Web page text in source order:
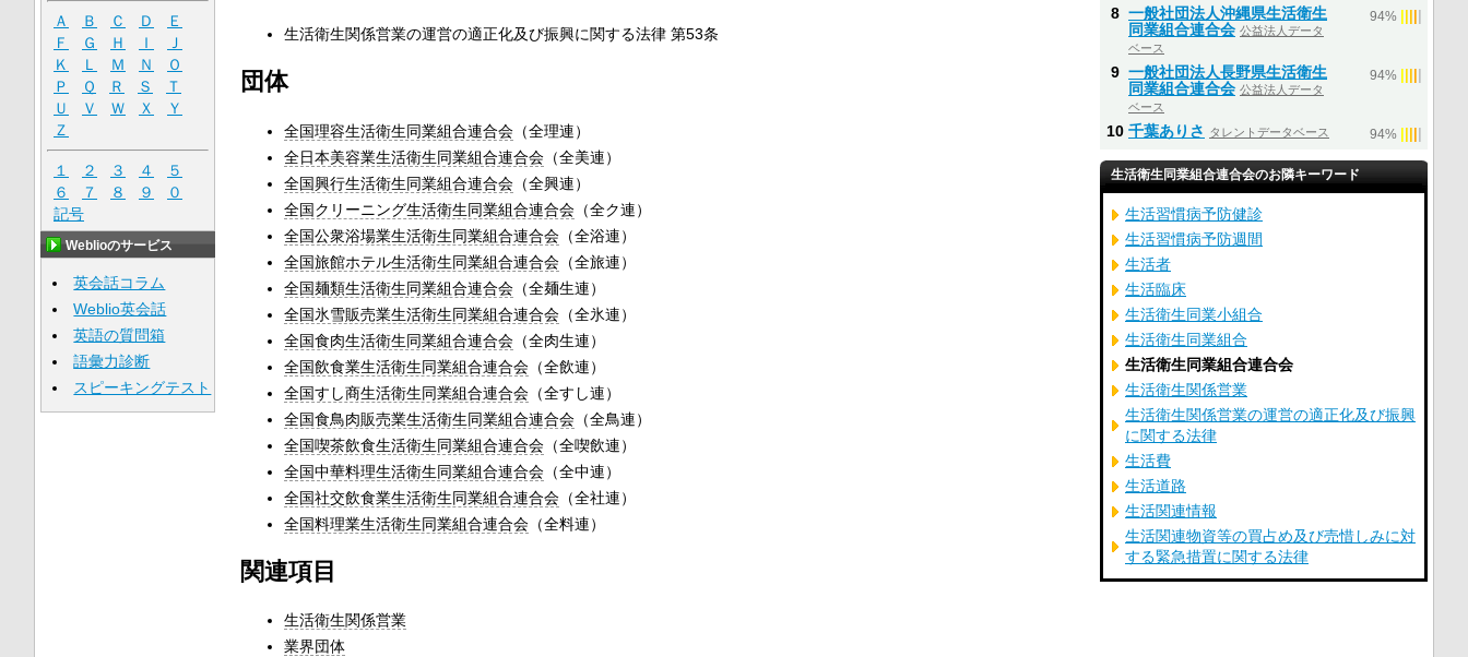
生活衛生関係営業の運営の適正化及び振興に関する法律 第53条
団体
全国理容生活衛生同業組合連合会（全理連）
全日本美容業生活衛生同業組合連合会（全美連）
全国興行生活衛生同業組合連合会（全興連）
全国クリーニング生活衛生同業組合連合会（全ク連）
全国公衆浴場業生活衛生同業組合連合会（全浴連）
全国旅館ホテル生活衛生同業組合連合会（全旅連）
全国麺類生活衛生同業組合連合会（全麺生連）
全国氷雪販売業生活衛生同業組合連合会（全氷連）
全国食肉生活衛生同業組合連合会（全肉生連）
全国飲食業生活衛生同業組合連合会（全飲連）
全国すし商生活衛生同業組合連合会（全すし連）
全国食鳥肉販売業生活衛生同業組合連合会（全鳥連）
全国喫茶飲食生活衛生同業組合連合会（全喫飲連）
全国中華料理生活衛生同業組合連合会（全中連）
全国社交飲食業生活衛生同業組合連合会（全社連）
全国料理業生活衛生同業組合連合会（全料連）
関連項目
生活衛生関係営業
業界団体
Ａ Ｂ Ｃ Ｄ
Ｅ
Ｆ
Ｇ Ｈ Ｉ
Ｊ
Ｋ
Ｌ Ｍ Ｎ
Ｏ
Ｐ
Ｑ Ｒ Ｓ
Ｔ
Ｕ
Ｖ Ｗ Ｘ
Ｙ
Ｚ
１ ２ ３ ４
５
６
７ ８ ９
０
記号
Weblioのサービス
英会話コラム
Weblio英会話
英語の質問箱
語彙力診断
スピーキングテスト
8 一般社団法人沖縄県生活衛生
同業組合連合会 公益法人データ
ベース
94%
9 一般社団法人長野県生活衛生
同業組合連合会 公益法人データ
ベース
94%
10 千葉ありさ タレントデータベース 94%
生活衛生同業組合連合会のお隣キーワード
生活習慣病予防健診
生活習慣病予防週間
生活者
生活臨床
生活衛生同業小組合
生活衛生同業組合
生活衛生同業組合連合会
生活衛生関係営業
生活衛生関係営業の運営の適正化及び振興
に関する法律
生活費
生活道路
生活関連情報
生活関連物資等の買占め及び売惜しみに対
する緊急措置に関する法律